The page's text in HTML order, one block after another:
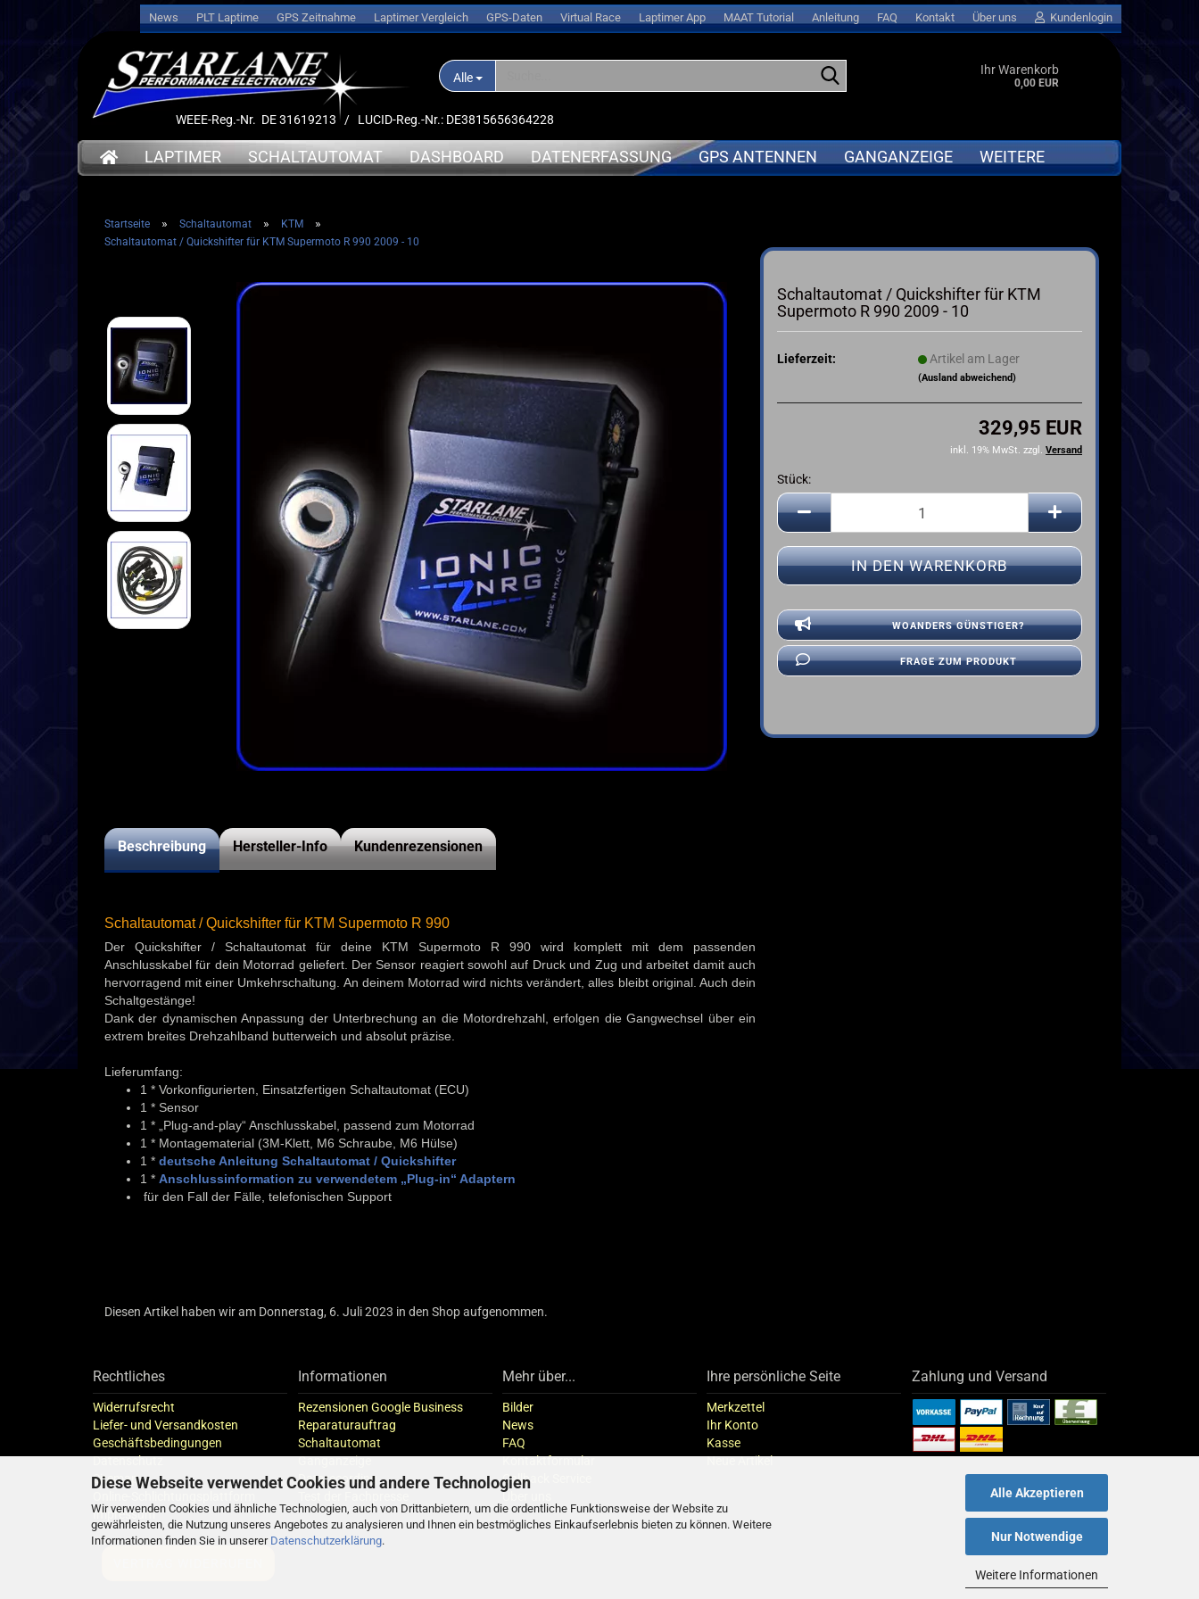
Diese Webseite verwendet Cookies und andere Technologien
Wir verwenden Cookies und ähnliche Technologien, auch von Drittanbietern, um die ordentliche Funktionsweise der Website zu
gewährleisten, die Nutzung unseres Angebotes zu analysieren und Ihnen ein bestmögliches Einkaufserlebnis bieten zu können. Weitere
Informationen finden Sie in unserer Datenschutzerklärung.
Alle Akzeptieren
Nur Notwendige
Weitere Informationen
News PLT Laptime GPS Zeitnahme Laptimer Vergleich GPS-Daten Virtual Race Laptimer App MAAT Tutorial Anleitung FAQ Kontakt Über uns Kundenlogin
Alle
WEEE-Reg.-Nr. DE 31619213 / LUCID-Reg.-Nr.: DE3815656364228
Ihr Warenkorb
0,00 EUR
LAPTIMER
➤ Kabel
➤ Akkus
➤ Service
➤ Deutsche Anleitung
➤ Datenlogger
➤ Sensoren
➤ Deutsche Anleitung
➤ Akkus
➤ Service
➤ Deutsche Anleitung
➤ Datenlogger
➤ Halterungen
➤ Sensoren
➤ Kabel
➤ Service
SCHALTAUTOMAT DASHBOARD DATENERFASSUNG
DUCATI
SUZUKI
BMW
KAWASAKI
YAMAHA
HONDA
KTM
SUZUKI
YAMAHA
GPS ANTENNEN GANGANZEIGE WEITERE
GPS LAPTIMER für MOTORRAD &
MOTORRAD QUICKSHIFTER
Startseite » Schaltautomat » KTM »
Schaltautomat / Quickshifter für KTM Supermoto R 990 2009 - 10
Schaltautomat / Quickshifter für KTM
Supermoto R 990 2009 - 10
Lieferzeit: Artikel am Lager
(Ausland abweichend)
329,95 EUR
inkl. 19% MwSt. zzgl. Versand
Stück:
Stück
WOANDERS GÜNSTIGER?
FRAGE ZUM PRODUKT
Beschreibung Hersteller-Info Kundenrezensionen
Schaltautomat / Quickshifter für KTM Supermoto R 990
Der Quickshifter / Schaltautomat für deine KTM Supermoto R 990 wird komplett mit dem passenden
Anschlusskabel für dein Motorrad geliefert. Der Sensor reagiert sowohl auf Druck und Zug und arbeitet damit auch
hervorragend mit einer Umkehrschaltung. An deinem Motorrad wird nichts verändert, alles bleibt original. Auch dein
Schaltgestänge!
Dank der dynamischen Anpassung der Unterbrechung an die Motordrehzahl, erfolgen die Gangwechsel über ein
extrem breites Drehzahlband butterweich und absolut präzise.
Lieferumfang:
1 * Vorkonfigurierten, Einsatzfertigen Schaltautomat (ECU)
1 * Sensor
1 * „Plug-and-play“ Anschlusskabel, passend zum Motorrad
1 * Montagematerial (3M-Klett, M6 Schraube, M6 Hülse)
1 * deutsche Anleitung Schaltautomat / Quickshifter
1 * Anschlussinformation zu verwendetem „Plug-in“ Adaptern
für den Fall der Fälle, telefonischen Support
Diesen Artikel haben wir am Donnerstag, 6. Juli 2023 in den Shop aufgenommen.
Rechtliches
Widerrufsrecht
Liefer- und Versandkosten
Geschäftsbedingungen
Datenschutz
Sitemap
Impressum
Informationen
Rezensionen Google Business
Reparaturauftrag
Schaltautomat
Ganganzeige
Datarecording
Mehr über...
Bilder
News
FAQ
Kontaktformular
Callback Service
Über uns
Ihre persönliche Seite
Merkzettel
Ihr Konto
Kasse
Neue Artikel
Zahlung und Versand